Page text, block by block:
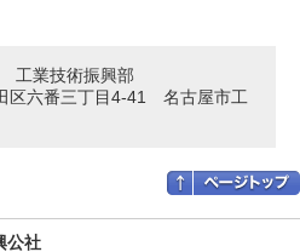
工業技術振興部
区六番三丁目4-41 名古屋市工
公社